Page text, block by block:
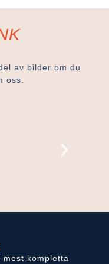
av bilder om du
oss.
mest kompletta